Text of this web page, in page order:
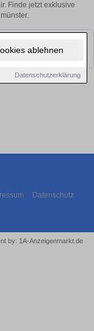
ablehnen
Datenschutzerklärung
Finde jetzt exklusive
finden. Schauen Sie
Datenschutz
by: 1A-Anzeigenmarkt.de